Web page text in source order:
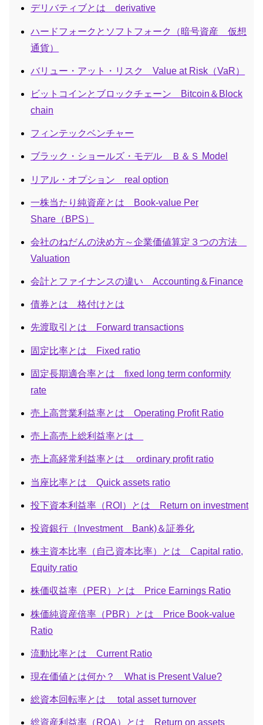
デリバティブとは derivative
ハードフォークとソフトフォーク（暗号資産 仮想
通貨）
バリュー・アット・リスク Value at Risk（VaR）
ビットコインとブロックチェーン Bitcoin＆Block
chain
フィンテックベンチャー
ブラック・ショールズ・モデル Ｂ＆Ｓ Model
リアル・オプション real option
一株当たり純資産とは Book-value Per
Share（BPS）
会社のねだんの決め方～企業価値算定３つの方法
Valuation
会計とファイナンスの違い Accounting＆Finance
債券とは 格付けとは
先渡取引とは Forward transactions
固定比率とは Fixed ratio
固定長期適合率とは fixed long term conformity
rate
売上高営業利益率とは Operating Profit Ratio
売上高売上総利益率とは
売上高経常利益率とは ordinary profit ratio
当座比率とは Quick assets ratio
投下資本利益率（ROI）とは Return on investment
投資銀行（Investment Bank)＆証券化
株主資本比率（自己資本比率）とは Capital ratio,
Equity ratio
株価収益率（PER）とは Price Earnings Ratio
株価純資産倍率（PBR）とは Price Book-value
Ratio
流動比率とは Current Ratio
現在価値とは何か？ What is Present Value?
総資本回転率とは total asset turnover
総資産利益率（ROA）とは Return on assets